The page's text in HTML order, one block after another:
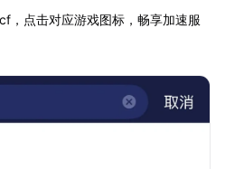
，点击对应游戏图标，畅享加速服